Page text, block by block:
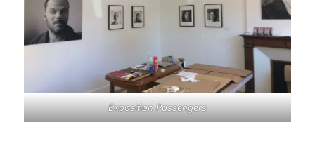
Exposition Passengers